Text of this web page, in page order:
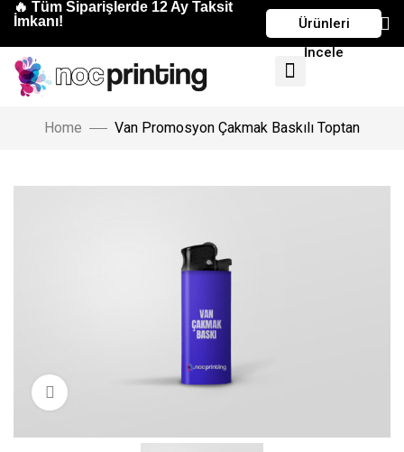
🔥 Tüm Siparişlerde 12 Ay Taksit
İmkanı!
Ürünleri
İncele
Home Van Promosyon Çakmak Baskılı Toptan